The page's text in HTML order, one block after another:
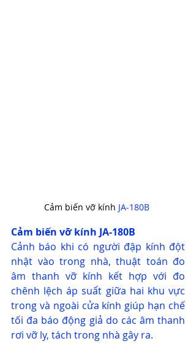
Cảm biến vỡ kính JA-180B
Cảm biến vỡ kính JA-180B
Cảnh báo khi có người đập kính đột
nhật vào trong nhà, thuật toán đo
âm thanh vỡ kính kết hợp với đo
chênh lệch áp suất giữa hai khu vực
trong và ngoài cửa kính giúp hạn chế
tối đa báo động giả do các âm thanh
rơi vỡ ly, tách trong nhà gây ra.